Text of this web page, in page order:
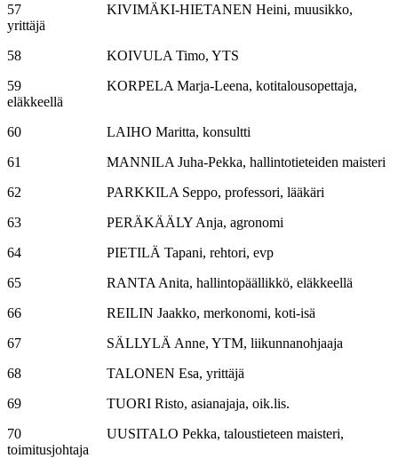
57 KIVIMÄKI-HIETANEN Heini, muusikko,
yrittäjä
58 KOIVULA Timo, YTS
59 KORPELA Marja-Leena, kotitalousopettaja,
eläkkeellä
60 LAIHO Maritta, konsultti
61 MANNILA Juha-Pekka, hallintotieteiden maisteri
62 PARKKILA Seppo, professori, lääkäri
63 PERÄKÄÄLY Anja, agronomi
64 PIETILÄ Tapani, rehtori, evp
65 RANTA Anita, hallintopäällikkö, eläkkeellä
66 REILIN Jaakko, merkonomi, koti-isä
67 SÄLLYLÄ Anne, YTM, liikunnanohjaaja
68 TALONEN Esa, yrittäjä
69 TUORI Risto, asianajaja, oik.lis.
70 UUSITALO Pekka, taloustieteen maisteri,
toimitusjohtaja